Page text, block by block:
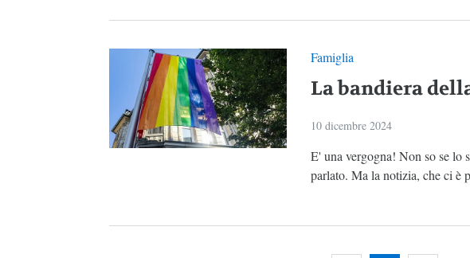
Famiglia
La bandiera
10 dicembre 2024
E' una vergogna! Non so se lo
parlato. Ma la notizia, che ci è